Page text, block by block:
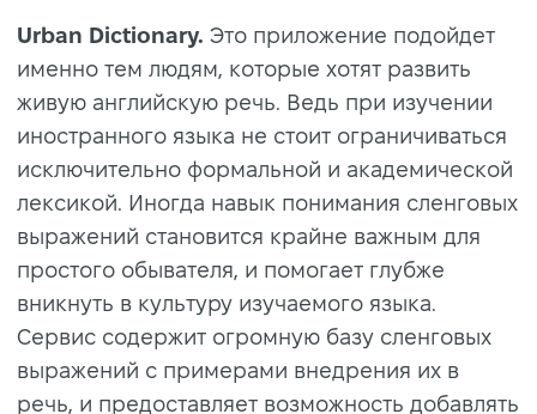
Urban Dictionary. Это приложение подойдет
именно тем людям, которые хотят развить
живую английскую речь. Ведь при изучении
иностранного языка не стоит ограничиваться
исключительно формальной и академической
лексикой. Иногда навык понимания сленговых
выражений становится крайне важным для
простого обывателя, и помогает глубже
вникнуть в культуру изучаемого языка.
Сервис содержит огромную базу сленговых
выражений с примерами внедрения их в
речь, и предоставляет возможность добавлять